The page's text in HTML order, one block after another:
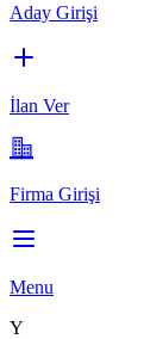
Aday Girişi
İlan Ver
Firma Girişi
Menu
Y